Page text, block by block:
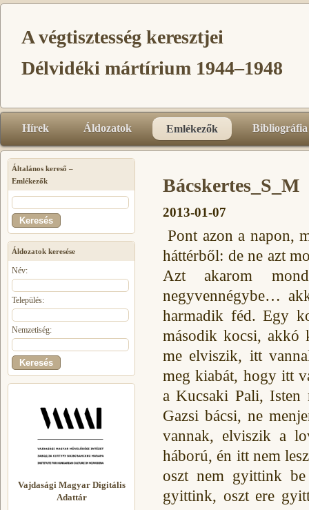
A végtisztesség keresztjei
Délvidéki mártírium 1944–1948
Hírek Áldozatok Emlékezők Bibliográfia
Általános kereső –
Emlékezők
Áldozatok keresése
Név:
Település:
Nemzetiség:
Vajdasági Magyar Digitális
Adattár
Bácskertes_S_M
2013-01-07
Pont azon a napon,
háttérből: de ne azt
Azt akarom
negyvennégybe…
harmadik féd. Egy
második kocsi, akkó
me elviszik, itt
meg kiabát, hogy itt
a Kucsaki Pali, Isten
Gazsi bácsi, ne
vannak, elviszik a
háború, én itt nem
oszt nem gyittink
gyittink, oszt ere